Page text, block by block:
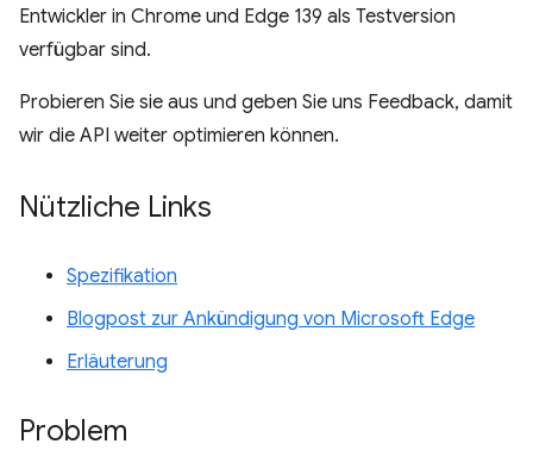
Entwickler in Chrome und Edge 139 als Testversion
verfügbar sind.
Probieren Sie sie aus und geben Sie uns Feedback, damit
wir die API weiter optimieren können.
Nützliche Links
Spezifikation
Blogpost zur Ankündigung von Microsoft Edge
Erläuterung
Problem